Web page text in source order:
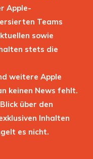
Apple-
Teams
sowie
stets die
weitere Apple
keinen News fehlt.
über den
Inhalten
es nicht.